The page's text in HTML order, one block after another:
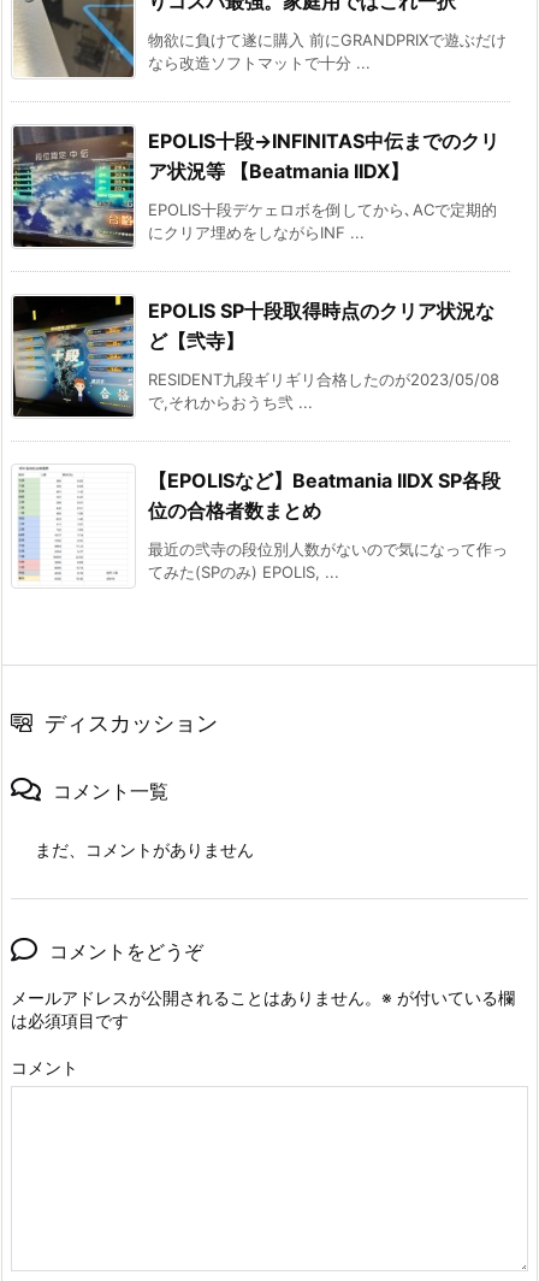
物欲に負けて遂に購入 前にGRANDPRIXで遊ぶだけ
なら改造ソフトマットで十分 ...
EPOLIS十段→INFINITAS中伝までのクリ
ア状況等 【Beatmania IIDX】
EPOLIS十段デケェロボを倒してから､ACで定期的
にクリア埋めをしながらINF ...
EPOLIS SP十段取得時点のクリア状況な
ど【弐寺】
RESIDENT九段ギリギリ合格したのが2023/05/08
で,それからおうち弐 ...
【EPOLISなど】Beatmania IIDX SP各段
位の合格者数まとめ
最近の弐寺の段位別人数がないので気になって作っ
てみた(SPのみ) EPOLIS, ...
ディスカッション
コメント一覧
まだ、コメントがありません
コメントをどうぞ
メールアドレスが公開されることはありません。 ※ が付いている欄
は必須項目です
コメント